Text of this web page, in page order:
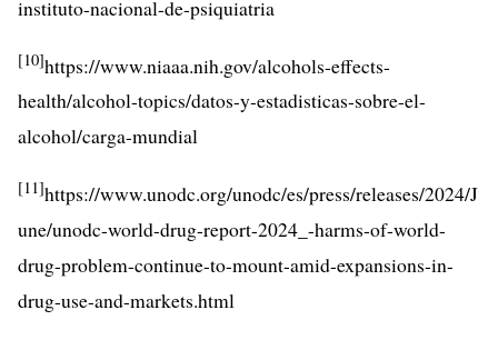
instituto-nacional-de-psiquiatria
[10]https://www.niaaa.nih.gov/alcohols-effects-
health/alcohol-topics/datos-y-estadisticas-sobre-el-
alcohol/carga-mundial
[11]https://www.unodc.org/unodc/es/press/releases/2024/J
une/unodc-world-drug-report-2024_-harms-of-world-
drug-problem-continue-to-mount-amid-expansions-in-
drug-use-and-markets.html